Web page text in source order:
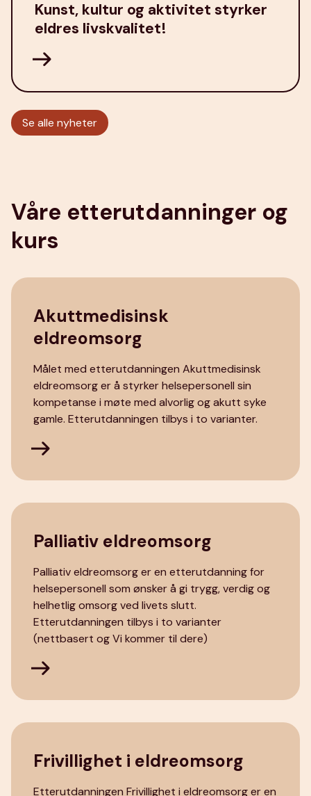
Kunst, kultur og aktivitet styrker
eldres livskvalitet!
Se alle nyheter
Våre etterutdanninger og
kurs
Akuttmedisinsk
eldreomsorg
Målet med etterutdanningen Akuttmedisinsk
eldreomsorg er å styrker helsepersonell sin
kompetanse i møte med alvorlig og akutt syke
gamle. Etterutdanningen tilbys i to varianter.
Palliativ eldreomsorg
Palliativ eldreomsorg er en etterutdanning for
helsepersonell som ønsker å gi trygg, verdig og
helhetlig omsorg ved livets slutt.
Etterutdanningen tilbys i to varianter
(nettbasert og Vi kommer til dere)
Frivillighet i eldreomsorg
Etterutdanningen Frivillighet i eldreomsorg er en